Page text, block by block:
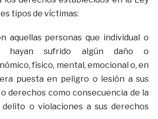
tipos de víctimas:
aquellas personas que individual o
hayan sufrido algún daño o
físico, mental, emocional o, en
puesta en peligro o lesión a sus
derechos como consecuencia de la
o violaciones a sus derechos